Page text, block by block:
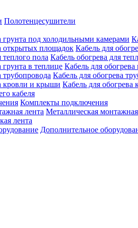
Полотенцесушители
Кабель для
Кабель обогрева для
Кабель для
Кабель для обогрева
Кабель для
кабеля
Комплекты подключения
Металлическая
лента
Дополнительное